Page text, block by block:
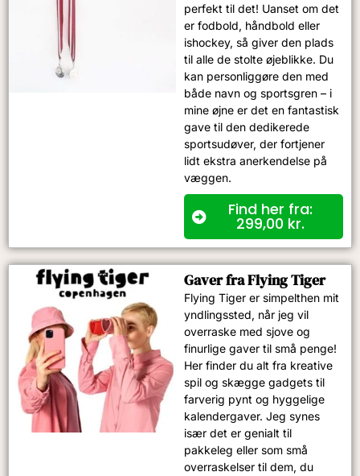
perfekt til det! Uanset om det
er fodbold, håndbold eller
ishockey, så giver den plads
til alle de stolte øjeblikke. Du
kan personliggøre den med
både navn og sportsgren – i
mine øjne er det en fantastisk
gave til den dedikerede
sportsudøver, der fortjener
lidt ekstra anerkendelse på
væggen.
Find her fra:
299,00 kr.
Gaver fra Flying Tiger
Flying Tiger er simpelthen mit
yndlingssted, når jeg vil
overraske med sjove og
finurlige gaver til små penge!
Her finder du alt fra kreative
spil og skægge gadgets til
farverig pynt og hyggelige
kalendergaver. Jeg synes
især det er genialt til
pakkeleg eller som små
overraskelser til dem, du